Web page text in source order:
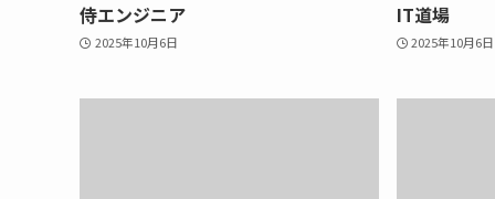
侍エンジニア
2025年10月6日
IT道場
2025年10月6日